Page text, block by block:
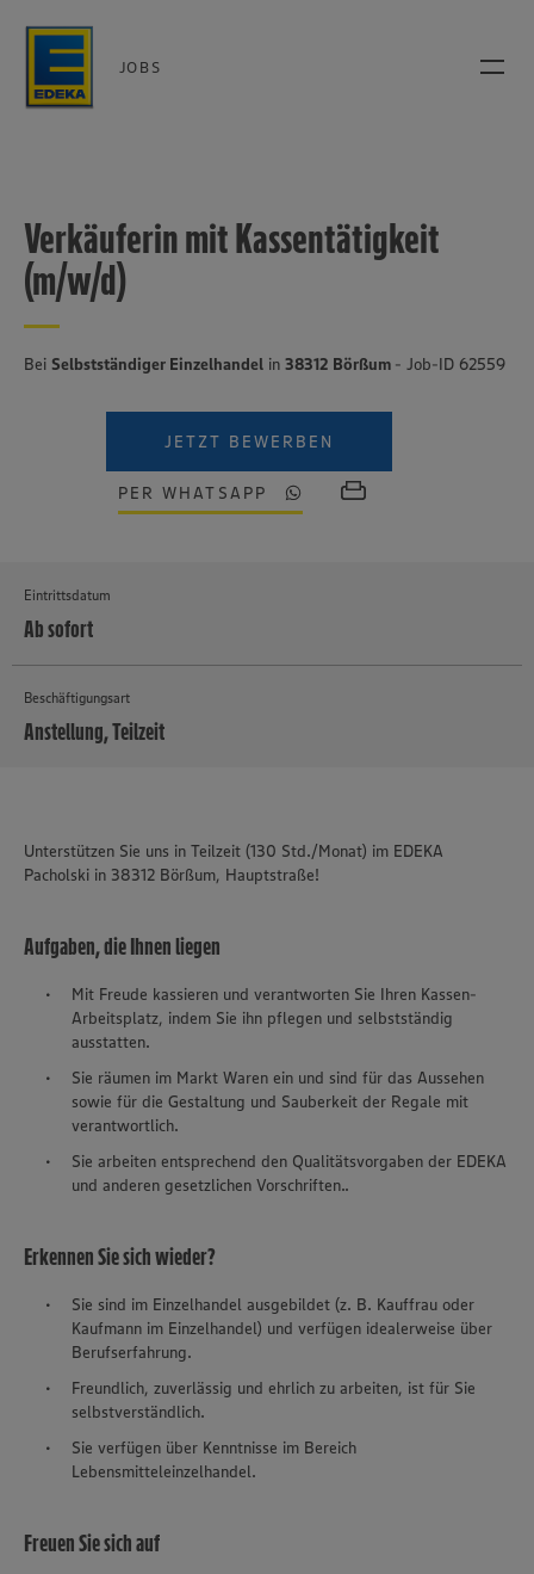
JOBS
Verkäuferin mit Kassentätigkeit
(m/w/d)
Bei Selbstständiger Einzelhandel in 38312 Börßum - Job-ID 62559
JETZT BEWERBEN
PER WHATSAPP
Eintrittsdatum
Ab sofort
Beschäftigungsart
Anstellung, Teilzeit
Unterstützen Sie uns in Teilzeit (130 Std./Monat) im EDEKA
Pacholski in 38312 Börßum, Hauptstraße!
Aufgaben, die Ihnen liegen
Mit Freude kassieren und verantworten Sie Ihren Kassen-
Arbeitsplatz, indem Sie ihn pflegen und selbstständig
ausstatten.
Sie räumen im Markt Waren ein und sind für das Aussehen
sowie für die Gestaltung und Sauberkeit der Regale mit
verantwortlich.
Sie arbeiten entsprechend den Qualitätsvorgaben der EDEKA
und anderen gesetzlichen Vorschriften..
Erkennen Sie sich wieder?
Sie sind im Einzelhandel ausgebildet (z. B. Kauffrau oder
Kaufmann im Einzelhandel) und verfügen idealerweise über
Berufserfahrung.
Freundlich, zuverlässig und ehrlich zu arbeiten, ist für Sie
selbstverständlich.
Sie verfügen über Kenntnisse im Bereich
Lebensmitteleinzelhandel.
Freuen Sie sich auf